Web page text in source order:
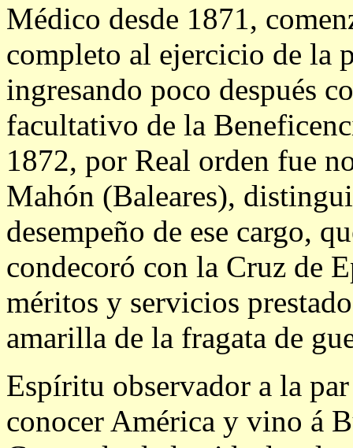
Médico desde 1871,
completo al ejercicio de la
ingresando poco después
facultativo de la
1872, por Real orden fue
Mahón (Baleares),
desempeño de ese cargo,
condecoró con la Cruz de
méritos y servicios
amarilla de la fragata de
Espíritu observador a la
conocer América y vino á